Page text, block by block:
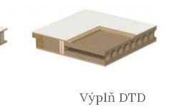
Výplň DTD